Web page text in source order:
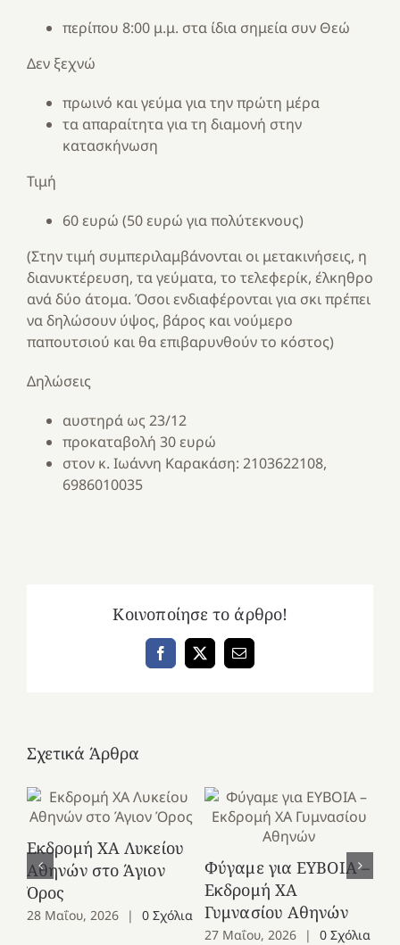
περίπου 8:00 μ.μ. στα ίδια σημεία συν Θεώ
Δεν ξεχνώ
πρωινό και γεύμα για την πρώτη μέρα
τα απαραίτητα για τη διαμονή στην
κατασκήνωση
Τιμή
60 ευρώ (50 ευρώ για πολύτεκνους)
(Στην τιμή συμπεριλαμβάνονται οι μετακινήσεις, η
διανυκτέρευση, τα γεύματα, το τελεφερίκ, έλκηθρο
ανά δύο άτομα. Όσοι ενδιαφέρονται για σκι πρέπει
να δηλώσουν ύψος, βάρος και νούμερο
παπουτσιού και θα επιβαρυνθούν το κόστος)
Δηλώσεις
αυστηρά ως 23/12
προκαταβολή 30 ευρώ
στον κ. Ιωάννη Καρακάση: 2103622108,
6986010035
Κοινοποίησε το άρθρο!
Facebook
X Email
Σχετικά Άρθρα
Εκδρομή ΧΑ Λυκείου
Αθηνών στο Άγιον
Όρος
28 Μαΐου, 2026 | 0 Σχόλια
Φύγαμε για ΕΥΒΟΙΑ –
Εκδρομή ΧΑ
Γυμνασίου Αθηνών
27 Μαΐου, 2026 | 0 Σχόλια